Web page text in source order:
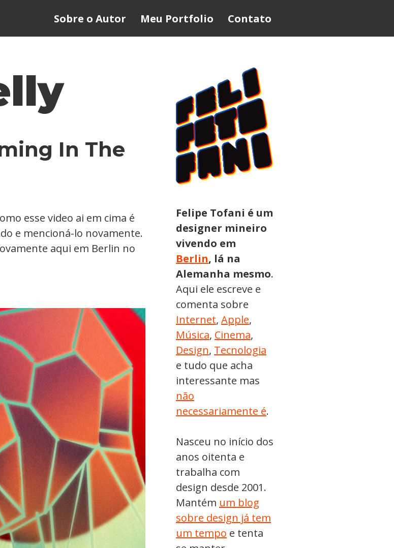
Sobre o Autor Meu Portfolio Contato
In The
esse video ai em cima é
e mencioná-lo novamente.
aqui em Berlin no
Felipe Tofani é um
designer mineiro
vivendo em
Berlin, lá na
Alemanha mesmo.
Aqui ele escreve e
comenta sobre
Internet, Apple,
Música, Cinema,
Design, Tecnologia
e tudo que acha
interessante mas
não
necessariamente é.
Nasceu no início dos
anos oitenta e
trabalha com
design desde 2001.
Mantém um blog
sobre design já tem
um tempo e tenta